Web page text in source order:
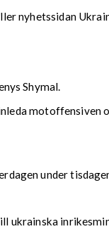
nyhetssidan
Shymal.
under
ukrainska